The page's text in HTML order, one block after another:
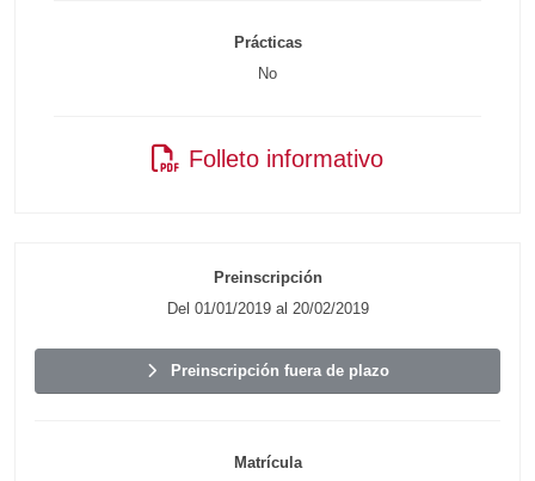
Prácticas
No
Folleto informativo
Preinscripción
Del 01/01/2019 al 20/02/2019
Preinscripción fuera de plazo
Matrícula